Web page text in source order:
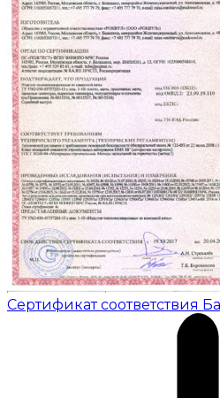
Сертификат соответствия